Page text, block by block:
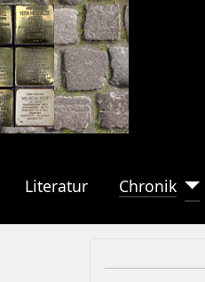
Literatur Chronik